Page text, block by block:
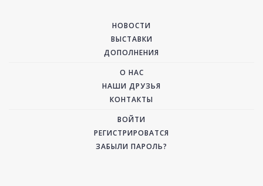
НОВОСТИ
ВЫСТАВКИ
ДОПОЛНЕНИЯ
О НАС
НАШИ ДРУЗЬЯ
КОНТАКТЫ
ВОЙТИ
РЕГИСТРИРОВАТСЯ
ЗАБЫЛИ ПАРОЛЬ?